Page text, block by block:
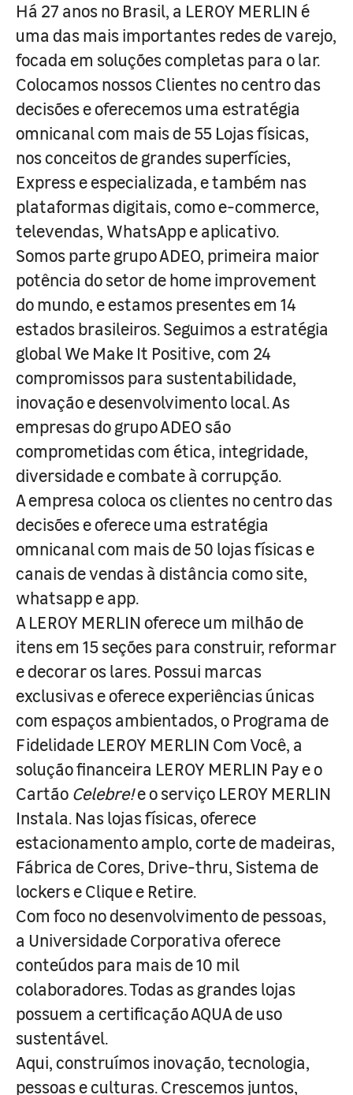
Há 27 anos no Brasil, a LEROY MERLIN é
uma das mais importantes redes de varejo,
focada em soluções completas para o lar.
Colocamos nossos Clientes no centro das
decisões e oferecemos uma estratégia
omnicanal com mais de 55 Lojas físicas,
nos conceitos de grandes superfícies,
Express e especializada, e também nas
plataformas digitais, como e-commerce,
televendas, WhatsApp e aplicativo.
Somos parte grupo ADEO, primeira maior
potência do setor de home improvement
do mundo, e estamos presentes em 14
estados brasileiros. Seguimos a estratégia
global We Make It Positive, com 24
compromissos para sustentabilidade,
inovação e desenvolvimento local. As
empresas do grupo ADEO são
comprometidas com ética, integridade,
diversidade e combate à corrupção.
A empresa coloca os clientes no centro das
decisões e oferece uma estratégia
omnicanal com mais de 50 lojas físicas e
canais de vendas à distância como site,
whatsapp e app.
A LEROY MERLIN oferece um milhão de
itens em 15 seções para construir, reformar
e decorar os lares. Possui marcas
exclusivas e oferece experiências únicas
com espaços ambientados, o Programa de
Fidelidade LEROY MERLIN Com Você, a
solução financeira LEROY MERLIN Pay e o
Cartão Celebre!e o serviço LEROY MERLIN
Instala. Nas lojas físicas, oferece
estacionamento amplo, corte de madeiras,
Fábrica de Cores, Drive-thru, Sistema de
lockers e Clique e Retire.
Com foco no desenvolvimento de pessoas,
a Universidade Corporativa oferece
conteúdos para mais de 10 mil
colaboradores. Todas as grandes lojas
possuem a certificação AQUA de uso
sustentável.
Aqui, construímos inovação, tecnologia,
pessoas e culturas. Crescemos juntos,